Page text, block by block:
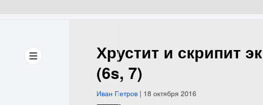
Хрустит и скрипит
(6s, 7)
Иван Петров | 18 октября 2016